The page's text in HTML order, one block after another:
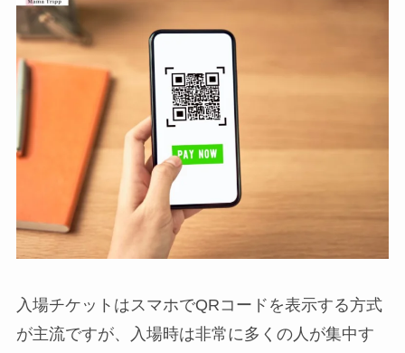
入場チケットはスマホでQRコードを表示する方式
が主流ですが、入場時は非常に多くの人が集中す